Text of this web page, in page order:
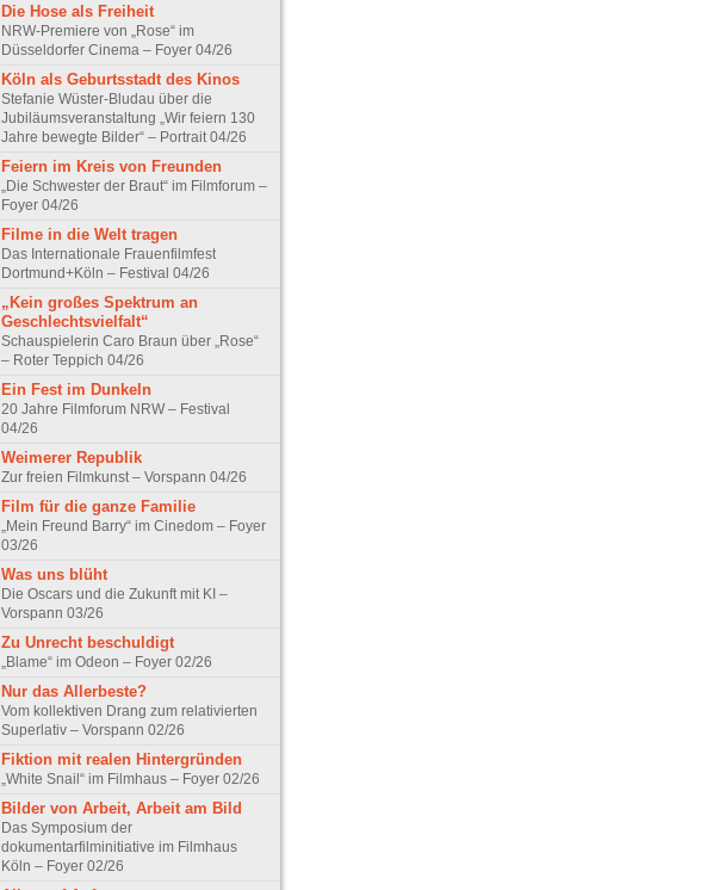
Die Hose als Freiheit
NRW-Premiere von „Rose“ im
Düsseldorfer Cinema – Foyer 04/26
Köln als Geburtsstadt des Kinos
Stefanie Wüster-Bludau über die
Jubiläumsveranstaltung „Wir feiern 130
Jahre bewegte Bilder“ – Portrait 04/26
Feiern im Kreis von Freunden
„Die Schwester der Braut“ im Filmforum –
Foyer 04/26
Filme in die Welt tragen
Das Internationale Frauenfilmfest
Dortmund+Köln – Festival 04/26
„Kein großes Spektrum an
Geschlechtsvielfalt“
Schauspielerin Caro Braun über „Rose“
– Roter Teppich 04/26
Ein Fest im Dunkeln
20 Jahre Filmforum NRW – Festival
04/26
Weimerer Republik
Zur freien Filmkunst – Vorspann 04/26
Film für die ganze Familie
„Mein Freund Barry“ im Cinedom – Foyer
03/26
Was uns blüht
Die Oscars und die Zukunft mit KI –
Vorspann 03/26
Zu Unrecht beschuldigt
„Blame“ im Odeon – Foyer 02/26
Nur das Allerbeste?
Vom kollektiven Drang zum relativierten
Superlativ – Vorspann 02/26
Fiktion mit realen Hintergründen
„White Snail“ im Filmhaus – Foyer 02/26
Bilder von Arbeit, Arbeit am Bild
Das Symposium der
dokumentarfilminitiative im Filmhaus
Köln – Foyer 02/26